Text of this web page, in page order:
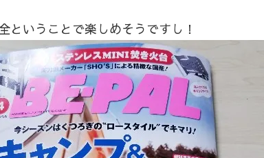
ということで楽しめそうですし！